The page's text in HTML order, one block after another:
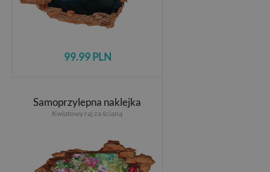
99.99 PLN
Samoprzylepna naklejka
Kwiatowy raj za ścianą